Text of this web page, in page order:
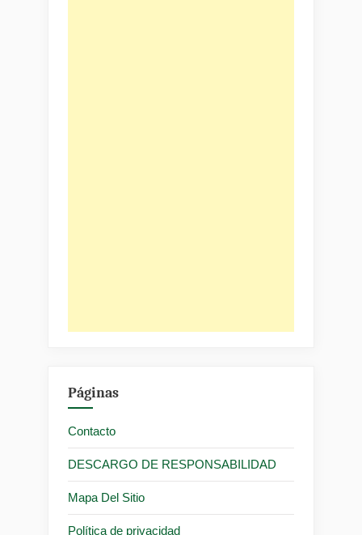
Páginas
Contacto
DESCARGO DE RESPONSABILIDAD
Mapa Del Sitio
Política de privacidad